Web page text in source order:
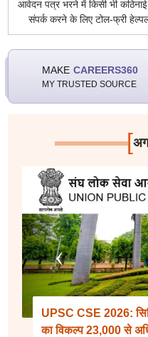
आवेदन पत्र भरने में किसी भी कठिनाई
संपर्क करने के लिए टोल-फ्री
MAKE CAREERS360
MY TRUSTED SOURCE
[
UPSC CSE 2026:
का विकल्प 23,000 से